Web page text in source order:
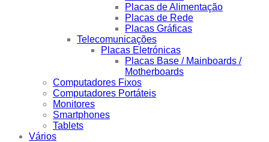
Placas de Alimentação
Placas de Rede
Placas Gráficas
Telecomunicações
Placas Eletrónicas
Placas Base / Mainboards /
Motherboards
Computadores Fixos
Computadores Portáteis
Monitores
Smartphones
Tablets
Vários